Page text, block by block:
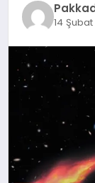
YAŞAM
YEMEK
KIMDIR?
14